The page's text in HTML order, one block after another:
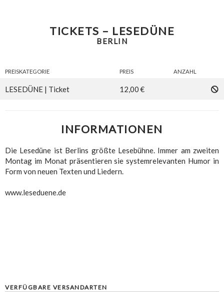
TICKETS – LESEDÜNE
BERLIN
PREISKATEGORIE PREIS ANZAHL
LESEDÜNE | Ticket 12,00 €
INFORMATIONEN
Die Lesedüne ist Berlins größte Lesebühne. Immer am zweiten
Montag im Monat präsentieren sie systemrelevanten Humor in
Form von neuen Texten und Liedern.
www.leseduene.de
VERFÜGBARE VERSANDARTEN